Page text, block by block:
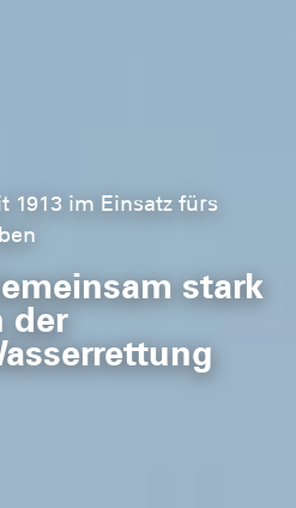
1913 im Einsatz fürs
stark
der